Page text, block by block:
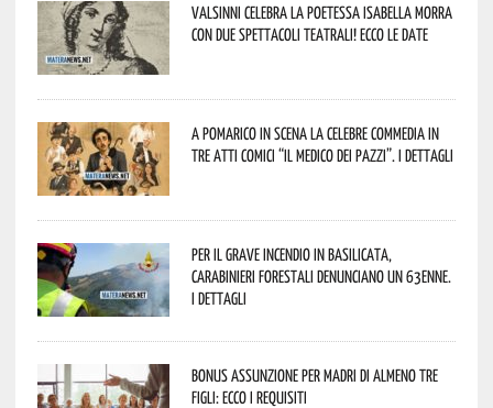
Valsinni celebra la poetessa Isabella Morra
con due spettacoli teatrali! Ecco le date
A Pomarico in scena la celebre commedia in
tre atti comici “Il medico dei pazzi”. I dettagli
Per il grave incendio in Basilicata,
Carabinieri forestali denunciano un 63enne.
I dettagli
Bonus assunzione per madri di almeno tre
figli: ecco i requisiti